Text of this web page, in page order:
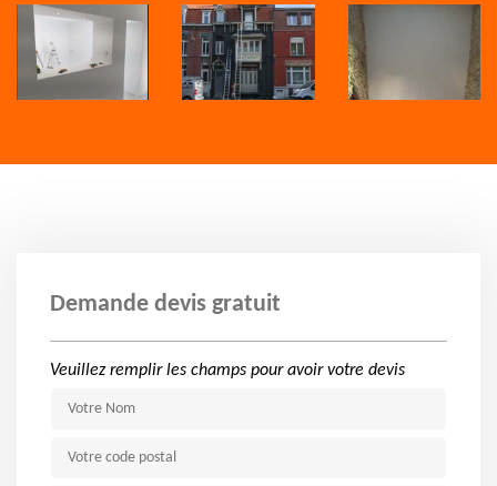
Demande devis gratuit
Veuillez remplir les champs pour avoir votre devis